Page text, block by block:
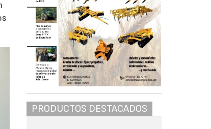
PRODUCTOS DESTACADOS